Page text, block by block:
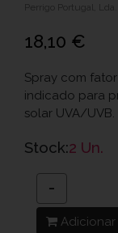
Perrigo Portugal, Lda.
18,10 €
Spray com
indicado para
solar UVA/UVB.
Stock:2 Un.
−
Adicionar